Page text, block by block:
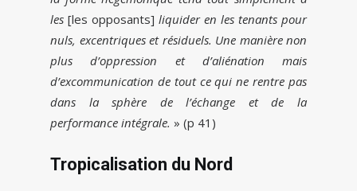
les [les opposants] liquider en les tenants pour
nuls, excentriques et résiduels. Une manière non
plus d’oppression et d’aliénation mais
d’excommunication de tout ce qui ne rentre pas
dans la sphère de l’échange et de la
performance intégrale. » (p 41)
Tropicalisation du Nord